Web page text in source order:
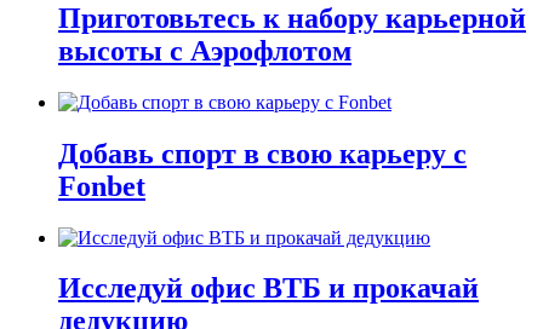
Приготовьтесь к набору карьерной
высоты с Аэрофлотом
Добавь спорт в свою карьеру с
Fonbet
Исследуй офис ВТБ и прокачай
дедукцию